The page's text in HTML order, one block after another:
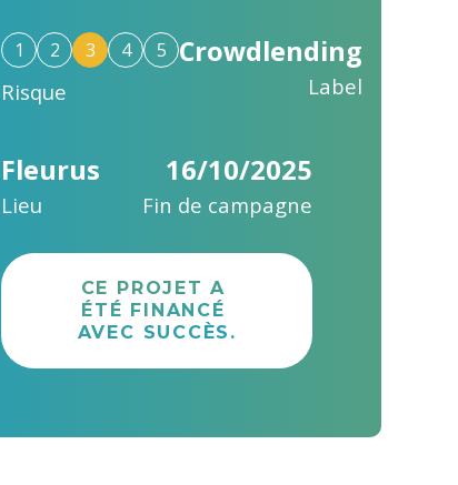
1 2 3 4 5
Risque
Crowdlending
Label
Fleurus
Lieu
16/10/2025
Fin de campagne
CE PROJET A
ÉTÉ FINANCÉ
AVEC SUCCÈS.